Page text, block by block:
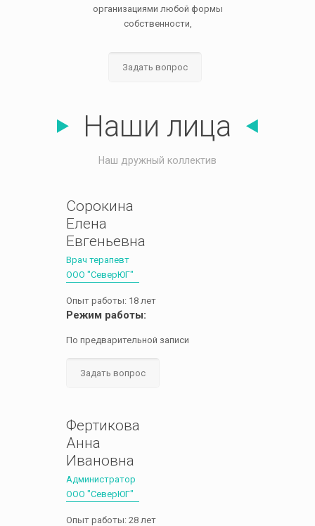
организациями любой формы
собственности,
Задать вопрос
Наши лица
Наш дружный коллектив
Сорокина
Елена
Евгеньевна
Врач терапевт
ООО "СеверЮГ"
Опыт работы: 18 лет
Режим работы:
По предварительной записи
Задать вопрос
Фертикова
Анна
Ивановна
Администратор
ООО "СеверЮГ"
Опыт работы: 28 лет